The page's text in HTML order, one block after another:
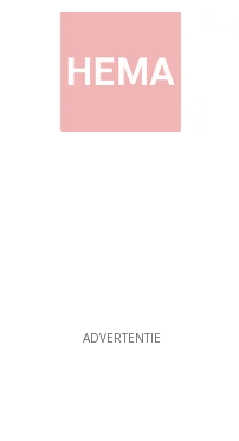
ADVERTENTIE